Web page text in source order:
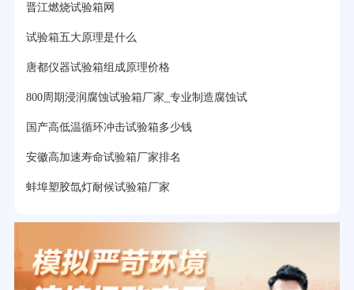
晋江燃烧试验箱网
试验箱五大原理是什么
唐都仪器试验箱组成原理价格
800周期浸润腐蚀试验箱厂家_专业制造腐蚀试
国产高低温循环冲击试验箱多少钱
安徽高加速寿命试验箱厂家排名
蚌埠塑胶氙灯耐候试验箱厂家